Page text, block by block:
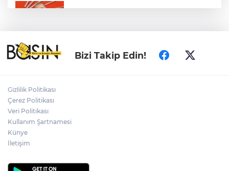
Türkiye ile Vietnam arasında 'hava'da
yeni dönem... Sefer kapasitesi artırıldı
Bizi Takip Edin!
Gizlilik Politikası
Çerez Politikası
Veri Politikası
Kullanım Şartnamesi
Künye
İletişim